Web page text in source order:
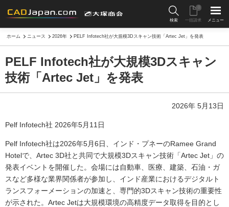
検索 一括請求
0
メニュー
ホーム ニュース 2026年 PELF Infotech社が大規模3Dスキャン技術「Artec Jet」を発表
PELF Infotech社が大規模3Dスキャン
技術「Artec Jet」を発表
2026年 5月13日
Pelf Infotech社 2026年5月11日
Pelf Infotech社は2026年5月6日、インド・プネーのRamee Grand
Hotelで、Artec 3D社と共同で大規模3Dスキャン技術「Artec Jet」の
発表イベントを開催した。会場には自動車、医療、建築、石油・ガ
スなど多様な業界関係者が参加し、インド産業におけるデジタルト
ランスフォーメーションの加速と、専門的3Dスキャン技術の重要性
が示された。Artec Jetは大規模環境の高精度データ取得を目的とし